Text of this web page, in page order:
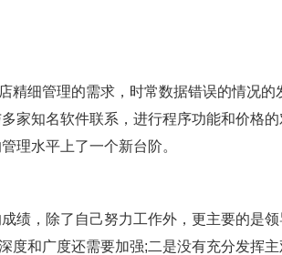
细管理的需求，时常数据错误的情况的
家知名软件联系，进行程序功能和价格
理水平上了一个新台阶。
，除了自己努力工作外，更主要的是领
度和广度还需要加强;二是没有充分发挥